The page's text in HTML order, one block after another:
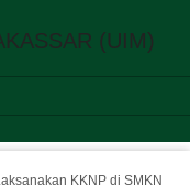
KKNP di SMKN